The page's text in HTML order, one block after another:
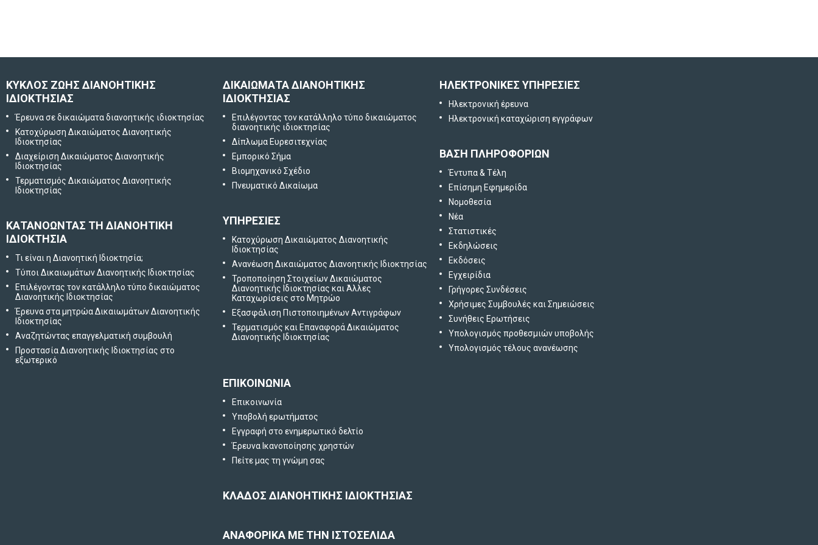
ΚΥΚΛΟΣ ΖΩΗΣ ΔΙΑΝΟΗΤΙΚΗΣ
ΙΔΙΟΚΤΗΣΙΑΣ
Έρευνα σε δικαιώματα διανοητικής ιδιοκτησίας
Κατοχύρωση Δικαιώματος Διανοητικής
Ιδιοκτησίας
Διαχείριση Δικαιώματος Διανοητικής
Ιδιοκτησίας
Τερματισμός Δικαιώματος Διανοητικής
Ιδιοκτησίας
ΚΑΤΑΝΟΩΝΤΑΣ ΤΗ ΔΙΑΝΟΗΤΙΚΗ
ΙΔΙΟΚΤΗΣΙΑ
Τι είναι η Διανοητική Ιδιοκτησία;
Τύποι Δικαιωμάτων Διανοητικής Ιδιοκτησίας
Επιλέγοντας τον κατάλληλο τύπο δικαιώματος
Διανοητικής Ιδιοκτησίας
Έρευνα στα μητρώα Δικαιωμάτων Διανοητικής
Ιδιοκτησίας
Αναζητώντας επαγγελματική συμβουλή
Προστασία Διανοητικής Ιδιοκτησίας στο
εξωτερικό
ΔΙΚΑΙΩΜΑΤΑ ΔΙΑΝΟΗΤΙΚΗΣ
ΙΔΙΟΚΤΗΣΙΑΣ
Επιλέγοντας τον κατάλληλο τύπο δικαιώματος
διανοητικής ιδιοκτησίας
Δίπλωμα Ευρεσιτεχνίας
Εμπορικό Σήμα
Βιομηχανικό Σχέδιο
Πνευματικό Δικαίωμα
ΥΠΗΡΕΣΙΕΣ
Κατοχύρωση Δικαιώματος Διανοητικής
Ιδιοκτησίας
Ανανέωση Δικαιώματος Διανοητικής Ιδιοκτησίας
Τροποποίηση Στοιχείων Δικαιώματος
Διανοητικής Ιδιοκτησίας και Άλλες
Καταχωρίσεις στο Μητρώο
Εξασφάλιση Πιστοποιημένων Αντιγράφων
Τερματισμός και Επαναφορά Δικαιώματος
Διανοητικής Ιδιοκτησίας
ΗΛΕΚΤΡΟΝΙΚΕΣ ΥΠΗΡΕΣΙΕΣ
Ηλεκτρονική έρευνα
Ηλεκτρονική καταχώριση εγγράφων
ΒΑΣΗ ΠΛΗΡΟΦΟΡΙΩΝ
Έντυπα & Τέλη
Επίσημη Εφημερίδα
Νομοθεσία
Νέα
Στατιστικές
Εκδηλώσεις
Εκδόσεις
Εγχειρίδια
Γρήγορες Συνδέσεις
Χρήσιμες Συμβουλές και Σημειώσεις
Συνήθεις Ερωτήσεις
Υπολογισμός προθεσμιών υποβολής
Υπολογισμός τέλους ανανέωσης
ΕΠΙΚΟΙΝΩΝΙΑ
Επικοινωνία
Υποβολή ερωτήματος
Εγγραφή στο ενημερωτικό δελτίο
Έρευνα Ικανοποίησης χρηστών
Πείτε μας τη γνώμη σας
ΚΛΑΔΟΣ ΔΙΑΝΟΗΤΙΚΗΣ ΙΔΙΟΚΤΗΣΙΑΣ
ΑΝΑΦΟΡΙΚΑ ΜΕ ΤΗΝ ΙΣΤΟΣΕΛΙΔΑ